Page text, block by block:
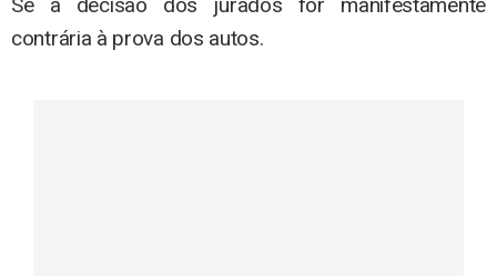
contrária à prova dos autos.